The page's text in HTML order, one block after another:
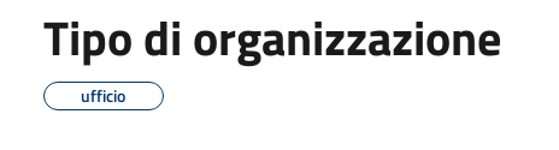
Tipo di organizzazione
ufficio